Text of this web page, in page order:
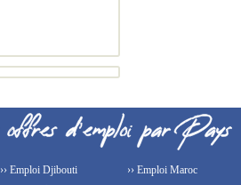
›› Emploi Djibouti
›› Emploi Maroc